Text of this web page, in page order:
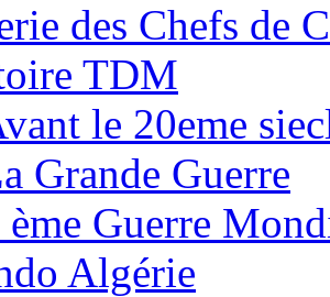
des Chefs de
TDM
le 20eme
Grande Guerre
ème Guerre
Algérie